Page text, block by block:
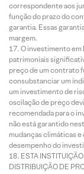
correspondente aos
função do prazo do
garantia. Essas
margem.
O investimento
patrimoniais
preço de um contrato
consubstanciar um
um investimento de
oscilação de preço
recomendada para o
não está garantido
mudanças climáticas
desempenho do
ESTA
DISTRIBUIÇÃO DE